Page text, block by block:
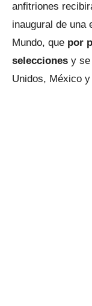
anfitriones
inaugural de una
Mundo, que por
selecciones y se
Unidos, México y